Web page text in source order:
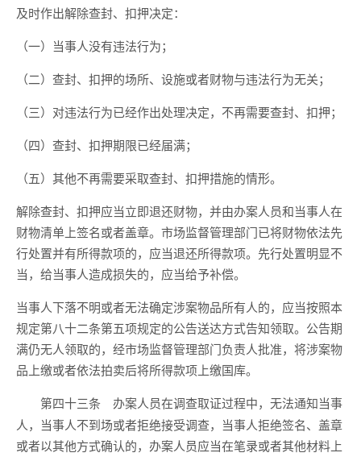
及时作出解除查封、扣押决定：
（一）当事人没有违法行为；
（二）查封、扣押的场所、设施或者财物与违法行为无关；
（三）对违法行为已经作出处理决定，不再需要查封、扣押；
（四）查封、扣押期限已经届满；
（五）其他不再需要采取查封、扣押措施的情形。
解除查封、扣押应当立即退还财物，并由办案人员和当事人在
财物清单上签名或者盖章。市场监督管理部门已将财物依法先
行处置并有所得款项的，应当退还所得款项。先行处置明显不
当，给当事人造成损失的，应当给予补偿。
当事人下落不明或者无法确定涉案物品所有人的，应当按照本
规定第八十二条第五项规定的公告送达方式告知领取。公告期
满仍无人领取的，经市场监督管理部门负责人批准，将涉案物
品上缴或者依法拍卖后将所得款项上缴国库。
第四十三条 办案人员在调查取证过程中，无法通知当事
人，当事人不到场或者拒绝接受调查，当事人拒绝签名、盖章
或者以其他方式确认的，办案人员应当在笔录或者其他材料上